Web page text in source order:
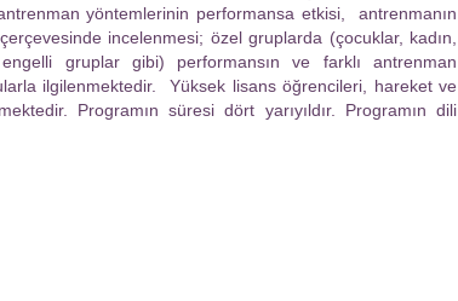
yöntemlerinin performansa etkisi, antrenmanın
incelenmesi; özel gruplarda (çocuklar, kadın,
gruplar gibi) performansın ve farklı antrenman
ilgilenmektedir. Yüksek lisans öğrencileri, hareket ve
Programın süresi dört yarıyıldır. Programın dili